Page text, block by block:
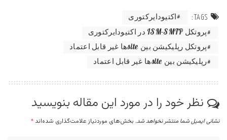
TAGS:
اکتیودایرکتوری
پروتکل ISM-SMTP در اکتیودایرکتوری
پروتکل رپلیکیشن بین siteها غیر قابل اعتماد
رپلیکیشن بین siteها غیر قابل اعتماد
نظر خود را در مورد این مقاله بنویسید
نشانی ایمیل شما منتشر نخواهد شد. بخش‌های موردنیاز علامت‌گذاری شده‌اند *